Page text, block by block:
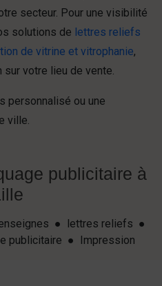
secteur. Pour une visibilité
solutions de lettres reliefs
de vitrine et vitrophanie,
sur votre lieu de vente.
personnalisé ou une
ville.
publicitaire à
● lettres reliefs ●
publicitaire ● Impression